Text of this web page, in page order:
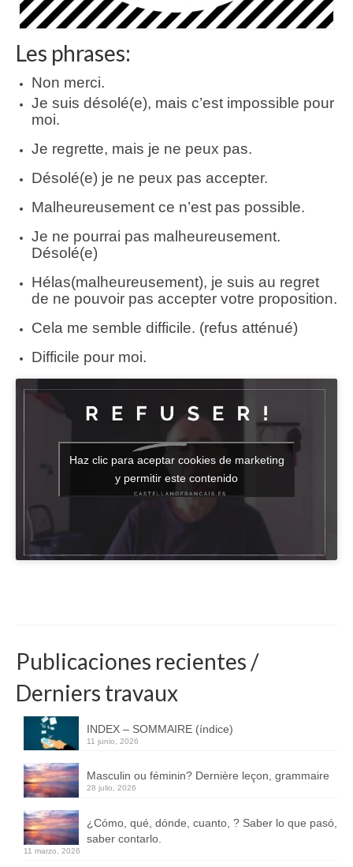
Les phrases:
Non merci.
Je suis désolé(e), mais c’est impossible pour
moi.
Je regrette, mais je ne peux pas.
Désolé(e) je ne peux pas accepter.
Malheureusement ce n’est pas possible.
Je ne pourrai pas malheureusement.
Désolé(e)
Hélas(malheureusement), je suis au regret
de ne pouvoir pas accepter votre proposition.
Cela me semble difficile. (refus atténué)
Difficile pour moi.
Haz clic para aceptar cookies de marketing
y permitir este contenido
Publicaciones recientes /
Derniers travaux
INDEX – SOMMAIRE (índice)
11 junio, 2026
Masculin ou féminin? Dernière leçon, grammaire
28 julio, 2026
¿Cómo, qué, dónde, cuanto, ? Saber lo que pasó,
saber contarlo.
11 marzo, 2026